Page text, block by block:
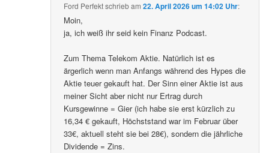
Ford Perfektschriebam22. April 2026 um 14:02 Uhr:
Moin,
ja, ich weiß ihr seid kein Finanz Podcast.
Zum Thema Telekom Aktie. Natürlich ist es
ärgerlich wenn man Anfangs während des Hypes die
Aktie teuer gekauft hat. Der Sinn einer Aktie ist aus
meiner Sicht aber nicht nur Ertrag durch
Kursgewinne = Gier (ich habe sie erst kürzlich zu
16,34 € gekauft, Höchststand war im Februar über
33€, aktuell steht sie bei 28€), sondern die jährliche
Dividende = Zins.